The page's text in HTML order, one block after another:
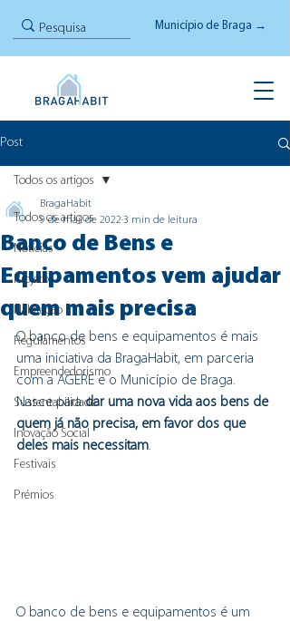
Município de Braga →
Post
Todos os artigos
Notícias
Projetos
Habitação
Regulamentos
Empreendedorismo
Sustentabilidade
Inovação Social
Festivais
Prémios
Todos os artigos
Banco de Bens e
Equipamentos vem ajudar
quem mais precisa
BragaHabit
9 de mai. de 2022 3 min de leitura
O banco de bens e equipamentos é mais
uma iniciativa da BragaHabit, em parceria
com a AGERE e o Município de Braga.
Nasce para dar uma nova vida aos bens de
quem já não precisa, em favor dos que
deles mais necessitam.
O banco de bens e equipamentos é um